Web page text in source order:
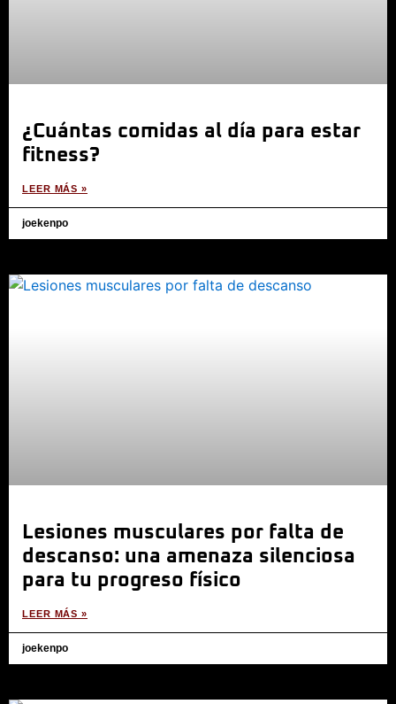
¿Cuántas comidas al día para estar
fitness?
LEER MÁS »
joekenpo
Lesiones musculares por falta de
descanso: una amenaza silenciosa
para tu progreso físico
LEER MÁS »
joekenpo